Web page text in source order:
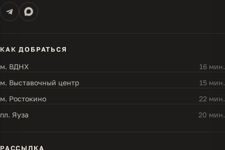
КАК ДОБРАТЬСЯ
м. ВДНХ
16 мин.
м. Выставочный центр
15 мин.
м. Ростокино
22 мин.
пл. Яуза
20 мин.
РАССЫЛКА